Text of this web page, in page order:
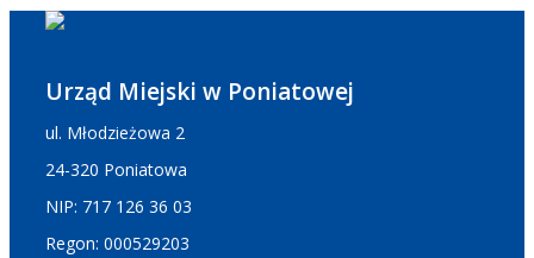
Urząd Miejski w Poniatowej
ul. Młodzieżowa 2
24-320 Poniatowa
NIP: 717 126 36 03
Regon: 000529203